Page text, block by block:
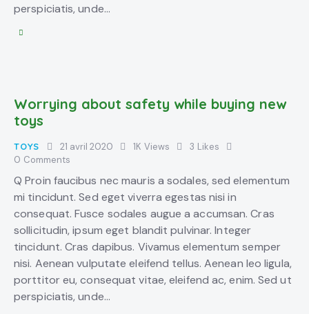
perspiciatis, unde…
Worrying about safety while buying new
toys
TOYS 21 avril 2020 1K Views 3 Likes
0 Comments
Q Proin faucibus nec mauris a sodales, sed elementum
mi tincidunt. Sed eget viverra egestas nisi in
consequat. Fusce sodales augue a accumsan. Cras
sollicitudin, ipsum eget blandit pulvinar. Integer
tincidunt. Cras dapibus. Vivamus elementum semper
nisi. Aenean vulputate eleifend tellus. Aenean leo ligula,
porttitor eu, consequat vitae, eleifend ac, enim. Sed ut
perspiciatis, unde…